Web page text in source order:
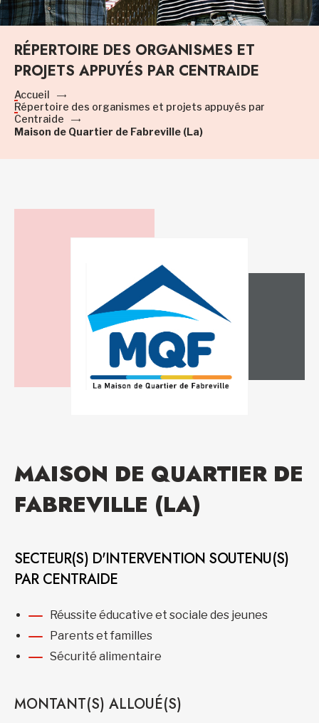
RÉPERTOIRE DES ORGANISMES ET
PROJETS APPUYÉS PAR CENTRAIDE
Accueil
Répertoire des organismes et projets appuyés par
Centraide
Maison de Quartier de Fabreville (La)
MAISON DE QUARTIER DE
FABREVILLE (LA)
SECTEUR(S) D'INTERVENTION SOUTENU(S)
PAR CENTRAIDE
Réussite éducative et sociale des jeunes
Parents et familles
Sécurité alimentaire
MONTANT(S) ALLOUÉ(S)